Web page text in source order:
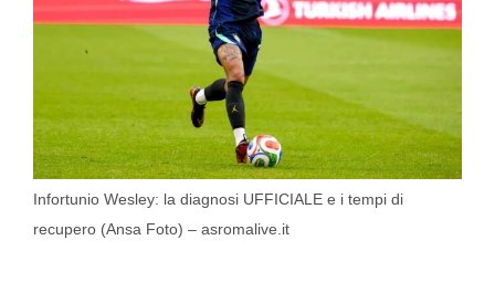
Infortunio Wesley: la diagnosi UFFICIALE e i tempi di
recupero (Ansa Foto) – asromalive.it